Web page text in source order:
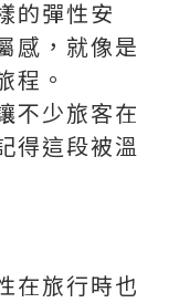
的彈性安
感，就像是
程。
不少旅客在
得這段被溫
在旅行時也